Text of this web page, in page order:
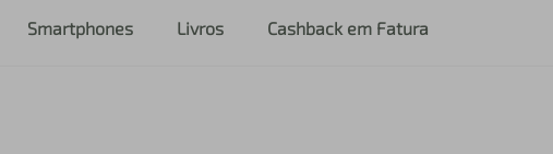
Smartphones Livros Cashback em Fatura